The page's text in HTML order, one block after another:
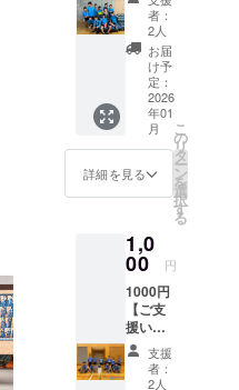
皆様
へ】 こ
どもた
ちから
のお礼
をメー
ルにて
お送り
しま
す。ご
支援い
ただけ
支援者
様の、
①氏
名、②
連絡先
（メー
ルアド
レス）
を ご記
者：
2人
お届
け予
定：
2026
年01
月
詳細を見る
こ
の
リ
タ
ー
ン
を
選
択
す
る
1,0
00 円
1000円
【ご支
援いた
だいた
皆様
へ】 こ
支援
者：
2人